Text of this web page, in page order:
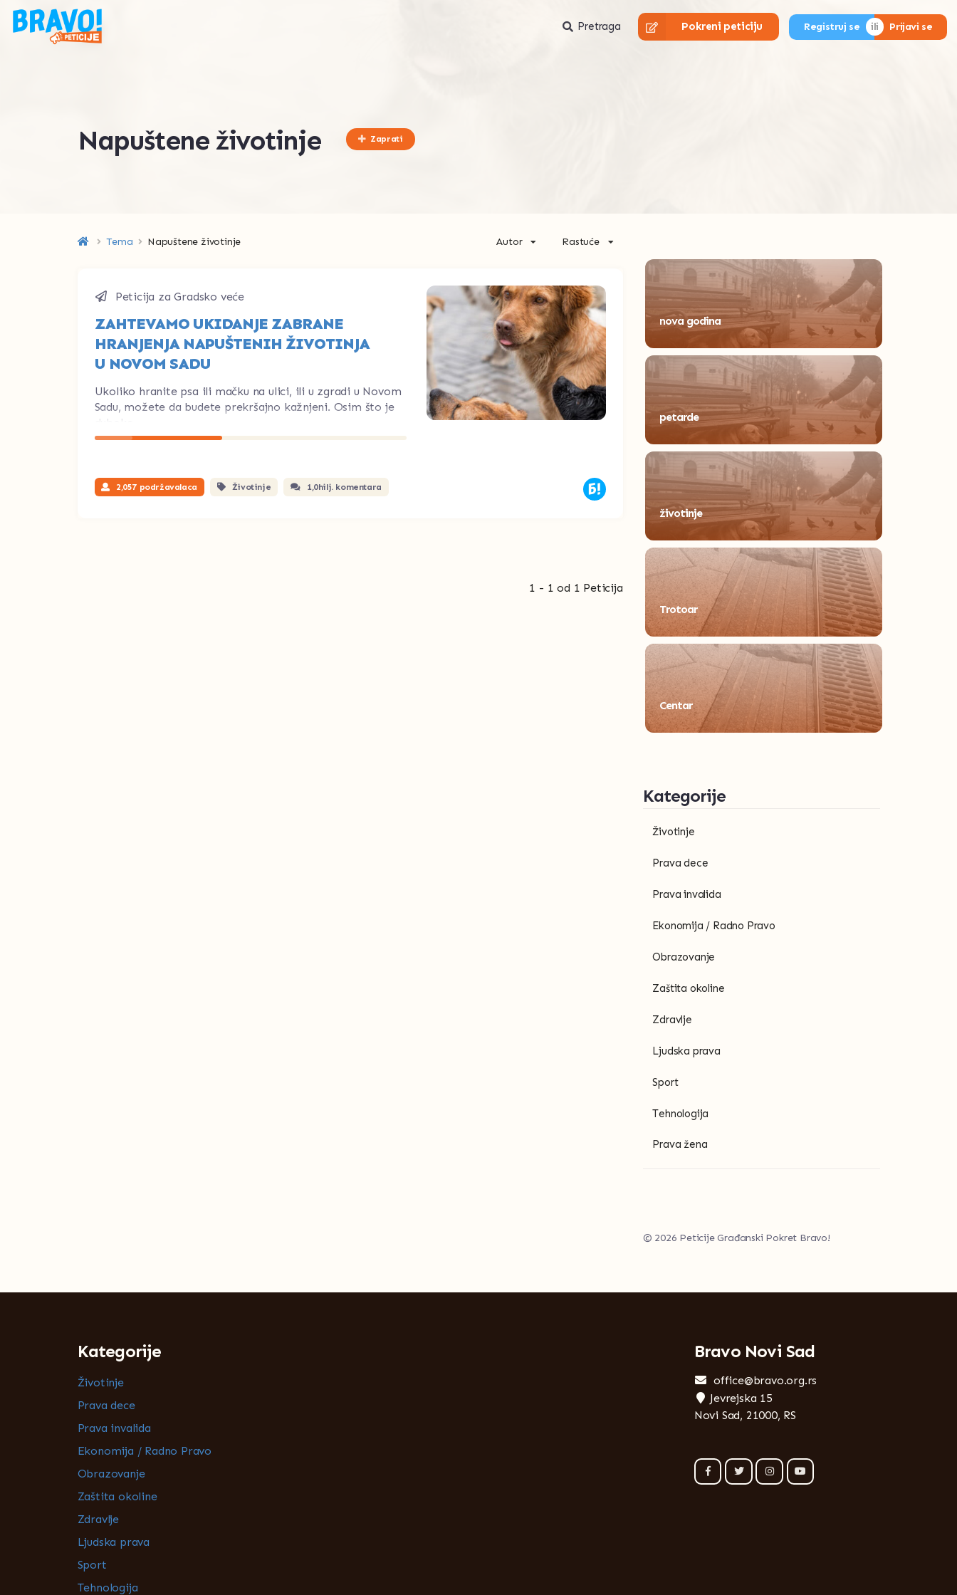
Pretraga Pokreni peticiju Registruj se Prijavi se
Napuštene životinje Zaprati
Tema Napuštene životinje Autor Rastuće
Peticija za Gradsko veće
ZAHTEVAMO UKIDANJE ZABRANE
HRANJENJA NAPUŠTENIH ŽIVOTINJA
U NOVOM SADU
Ukoliko hranite psa ili mačku na ulici, ili u zgradi u Novom
Sadu, možete da budete prekršajno kažnjeni. Osim što je
duboko ...
2,057 podržavalaca Životinje 1,0hilj. komentara
1 - 1 od 1 Peticija
nova godina
petarde
životinje
Trotoar
Centar
Kategorije
Životinje
Prava dece
Prava invalida
Ekonomija / Radno Pravo
Obrazovanje
Zaštita okoline
Zdravlje
Ljudska prava
Sport
Tehnologija
Prava žena
© 2026 Peticije Građanski Pokret Bravo!
Kategorije
Životinje
Prava dece
Prava invalida
Ekonomija / Radno Pravo
Obrazovanje
Zaštita okoline
Zdravlje
Ljudska prava
Sport
Tehnologija
Bravo Novi Sad
office@bravo.org.rs
Jevrejska 15
Novi Sad, 21000, RS